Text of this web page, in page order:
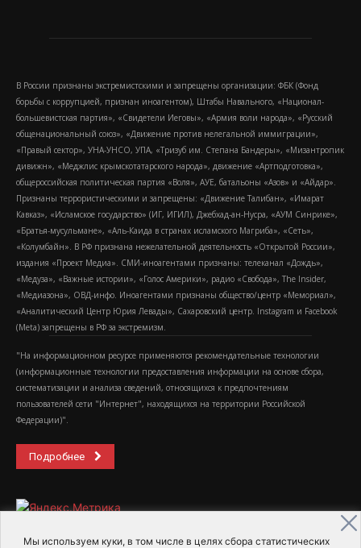
Мы используем куки, в том числе в целях сбора статистических
В России признаны экстремистскими и запрещены организации: ФБК (Фонд
борьбы с коррупцией, признан иноагентом), Штабы Навального, «Национал-
большевистская партия», «Свидетели Иеговы», «Армия воли народа», «Русский
общенациональный союз», «Движение против нелегальной иммиграции»,
«Правый сектор», УНА-УНСО, УПА, «Тризуб им. Степана Бандеры», «Мизантропик
дивижн», «Меджлис крымскотатарского народа», движение «Артподготовка»,
общероссийская политическая партия «Воля», АУЕ, батальоны «Азов» и «Айдар».
Признаны террористическими и запрещены: «Движение Талибан», «Имарат
Кавказ», «Исламское государство» (ИГ, ИГИЛ), Джебхад-ан-Нусра, «АУМ Синрике»,
«Братья-мусульмане», «Аль-Каида в странах исламского Магриба», «Сеть»,
«Колумбайн». В РФ признана нежелательной деятельность «Открытой России»,
издания «Проект Медиа». СМИ-иноагентами признаны: телеканал «Дождь»,
«Медуза», «Важные истории», «Голос Америки», радио «Свобода», The Insider,
«Медиазона», ОВД-инфо. Иноагентами признаны общество/центр «Мемориал»,
«Аналитический Центр Юрия Левады», Сахаровский центр. Instagram и Facebook
(Metа) запрещены в РФ за экстремизм.
"На информационном ресурсе применяются рекомендательные технологии
(информационные технологии предоставления информации на основе сбора,
систематизации и анализа сведений, относящихся к предпочтениям
пользователей сети "Интернет", находящихся на территории Российской
Федерации)".
Подробнее